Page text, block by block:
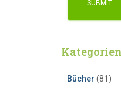
Kategorien
Bücher (81)